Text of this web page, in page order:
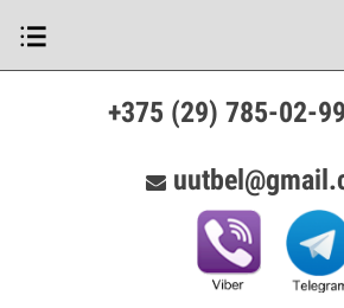
+375 (29) 785-02-